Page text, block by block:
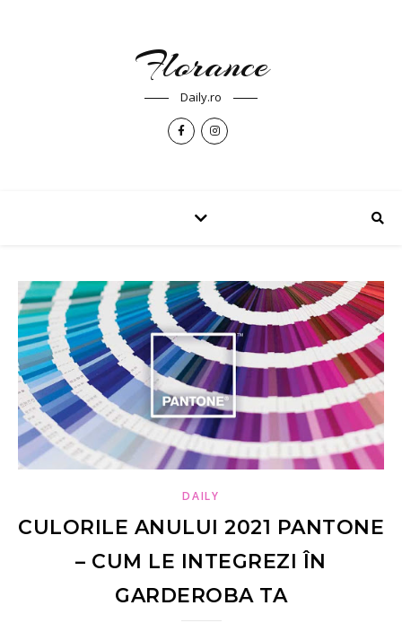
Florance
Daily.ro
DAILY
CULORILE ANULUI 2021 PANTONE
– CUM LE INTEGREZI ÎN
GARDEROBA TA